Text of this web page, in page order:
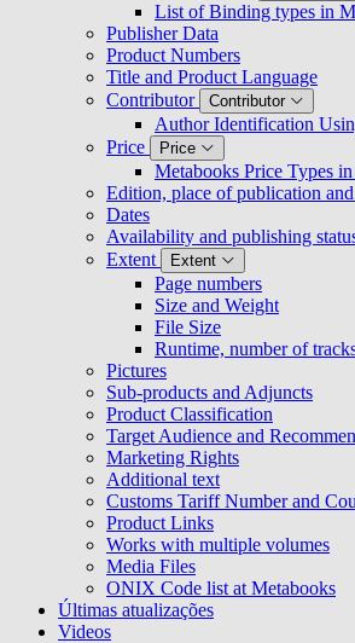
List of Binding types in
Publisher Data
Product Numbers
Title and Product Language
Contributor
Contributor
Author Identification
Price
Price
Metabooks Price Types
Edition, place of publication
Dates
Availability and publishing
Extent
Extent
Page numbers
Size and Weight
File Size
Runtime, number of
Pictures
Sub-products and Adjuncts
Product Classification
Target Audience and
Marketing Rights
Additional text
Customs Tariff Number and
Product Links
Works with multiple volumes
Media Files
ONIX Code list at Metabooks
Últimas atualizações
Videos